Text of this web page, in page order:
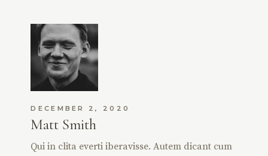
DECEMBER 2, 2020
Matt Smith
Qui in clita everti iberavisse. Autem dicant cum